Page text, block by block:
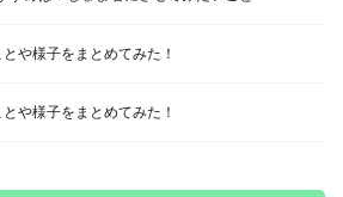
や様子をまとめてみた！
や様子をまとめてみた！